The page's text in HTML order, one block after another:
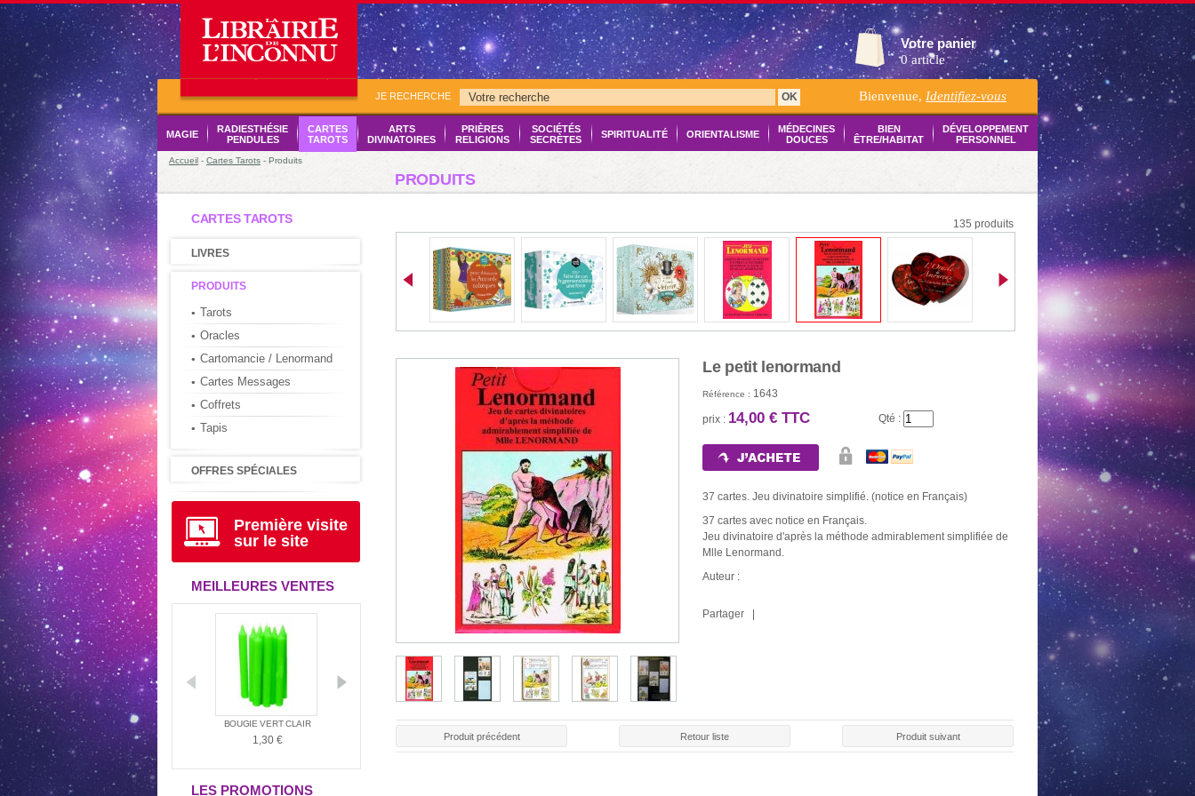
Votre panier
0 article
JE RECHERCHE OK Bienvenue, Identifiez-vous
MAGIE
RADIESTHÉSIE
PENDULES
CARTES
TAROTS
ARTS
DIVINATOIRES
PRIÈRES
RELIGIONS
SOCIÉTÉS
SECRÈTES
SPIRITUALITÉ ORIENTALISME
MÉDECINES
DOUCES
BIEN
ÊTRE/HABITAT
DÉVELOPPEMENT
PERSONNEL
Accueil - Cartes Tarots - Produits
PRODUITS
CARTES TAROTS
LIVRES
PRODUITS
Tarots
Oracles
Cartomancie / Lenormand
Cartes Messages
Coffrets
Tapis
OFFRES SPÉCIALES
Première visite
sur le site
MEILLEURES VENTES
€
LE LIVRE D'URANTIA
34,95 €
BOUGIE VERT CLAIR
1,30 €
BOUGIE ROUGE BOUGIE BLANCHE
1,30 €
BOUGIE NOIRE
LE ROULEAU DE 10
1,50 €
BOUGIE OR
2,60 €
NEUVAINE NOIRE
5,20 €
LES PROMOTIONS
135 produits
Le petit lenormand
Référence : 1643
prix : 14,00 € TTC Qté :
37 cartes. Jeu divinatoire simplifié. (notice en Français)
37 cartes avec notice en Français.
Jeu divinatoire d'après la méthode admirablement simplifiée de
Mlle Lenormand.
Auteur :
Partager |
Produit précédent Retour liste Produit suivant